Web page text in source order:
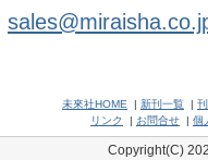
未來社HOME | 新刊一覧 |
リンク
| お問合せ | 個
Copyright(C)